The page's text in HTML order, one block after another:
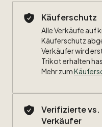
Käuferschutz
Alle Verkäufe auf
Käuferschutz
Verkäufer wird
Trikot erhalten
Mehr zum
Verifizierte
Verkäufer